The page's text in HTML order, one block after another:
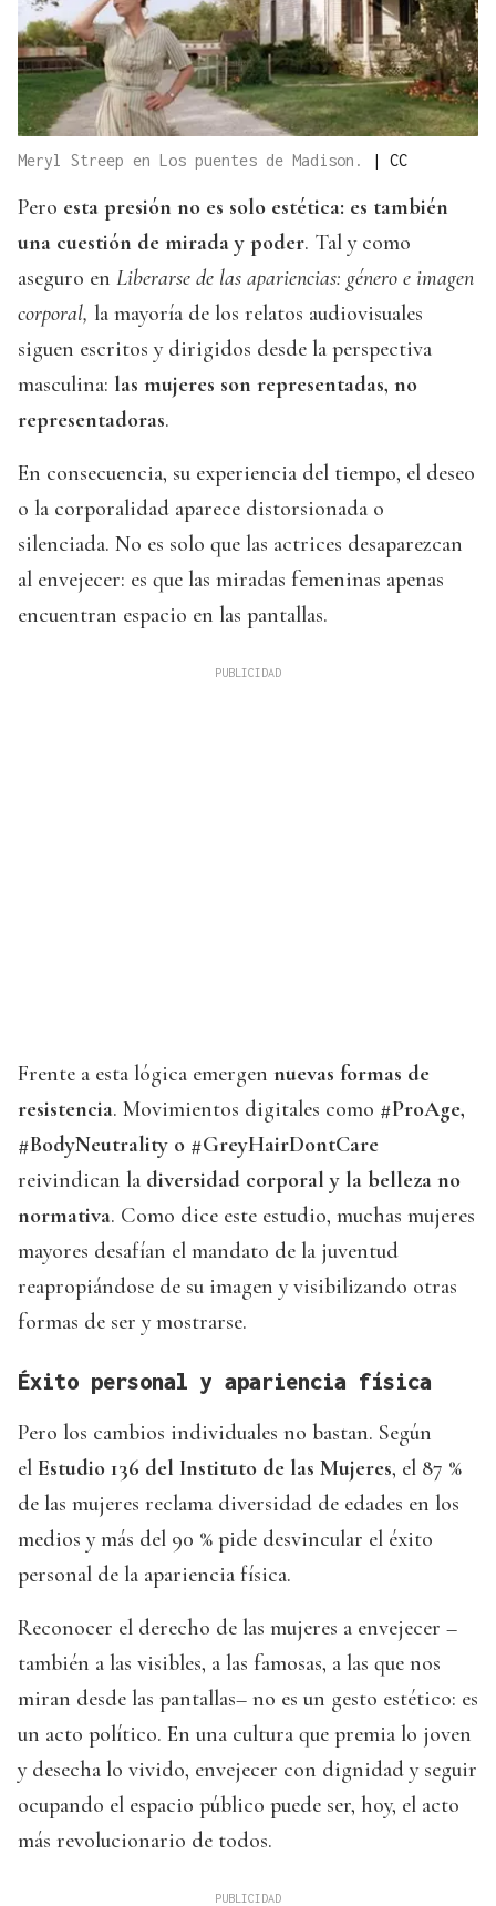
Meryl Streep en Los puentes de Madison. | CC
Pero esta presión no es solo estética: es también
una cuestión de mirada y poder. Tal y como
aseguro en Liberarse de las apariencias: género e imagen
corporal, la mayoría de los relatos audiovisuales
siguen escritos y dirigidos desde la perspectiva
masculina: las mujeres son representadas, no
representadoras.
En consecuencia, su experiencia del tiempo, el deseo
o la corporalidad aparece distorsionada o
silenciada. No es solo que las actrices desaparezcan
al envejecer: es que las miradas femeninas apenas
encuentran espacio en las pantallas.
Frente a esta lógica emergen nuevas formas de
resistencia. Movimientos digitales como #ProAge,
#BodyNeutrality o #GreyHairDontCare
reivindican la diversidad corporal y la belleza no
normativa. Como dice este estudio, muchas mujeres
mayores desafían el mandato de la juventud
reapropiándose de su imagen y visibilizando otras
formas de ser y mostrarse.
Éxito personal y apariencia física
Pero los cambios individuales no bastan. Según
el Estudio 136 del Instituto de las Mujeres, el 87 %
de las mujeres reclama diversidad de edades en los
medios y más del 90 % pide desvincular el éxito
personal de la apariencia física.
Reconocer el derecho de las mujeres a envejecer –
también a las visibles, a las famosas, a las que nos
miran desde las pantallas– no es un gesto estético: es
un acto político. En una cultura que premia lo joven
y desecha lo vivido, envejecer con dignidad y seguir
ocupando el espacio público puede ser, hoy, el acto
más revolucionario de todos.